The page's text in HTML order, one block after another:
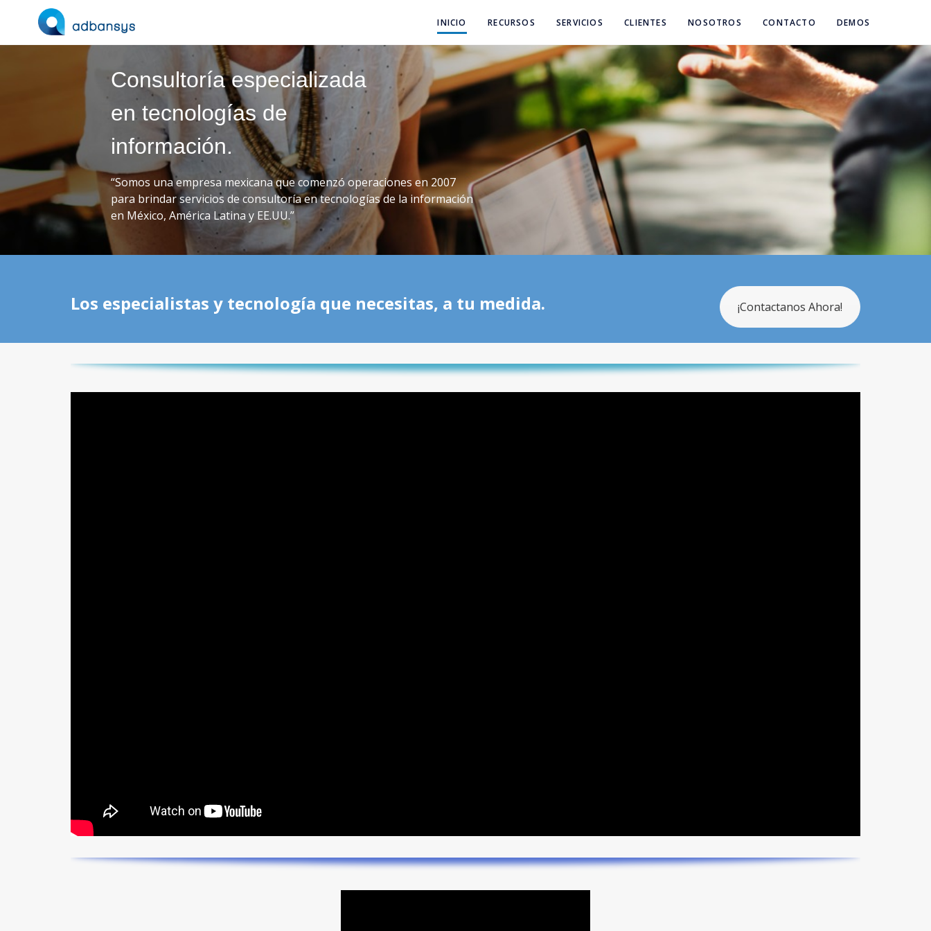
INICIO RECURSOS SERVICIOS CLIENTES NOSOTROS CONTACTO DEMOS
Consultoría especializada
en tecnologías de
información.
“Somos una empresa mexicana que comenzó operaciones en 2007
para brindar servicios de consultoría en tecnologías de la información
en México, América Latina y EE.UU.”
Los especialistas y tecnología que necesitas, a tu medida. ¡Contactanos Ahora!